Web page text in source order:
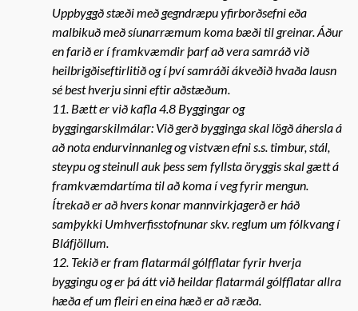
Uppbyggð stæði með gegndræpu yfirborðsefni eða
malbikuð með síunarræmum koma bæði til greinar. Áður
en farið er í framkvæmdir þarf að vera samráð við
heilbrigðiseftirlitið og í því samráði ákveðið hvaða lausn
sé best hverju sinni eftir aðstæðum.
11. Bætt er við kafla 4.8 Byggingar og
byggingarskilmálar: Við gerð bygginga skal lögð áhersla á
að nota endurvinnanleg og vistvæn efni s.s. timbur, stál,
steypu og steinull auk þess sem fyllsta öryggis skal gætt á
framkvæmdartíma til að koma í veg fyrir mengun.
Ítrekað er að hvers konar mannvirkjagerð er háð
samþykki Umhverfisstofnunar skv. reglum um fólkvang í
Bláfjöllum.
12. Tekið er fram flatarmál gólfflatar fyrir hverja
byggingu og er þá átt við heildar flatarmál gólfflatar allra
hæða ef um fleiri en eina hæð er að ræða.